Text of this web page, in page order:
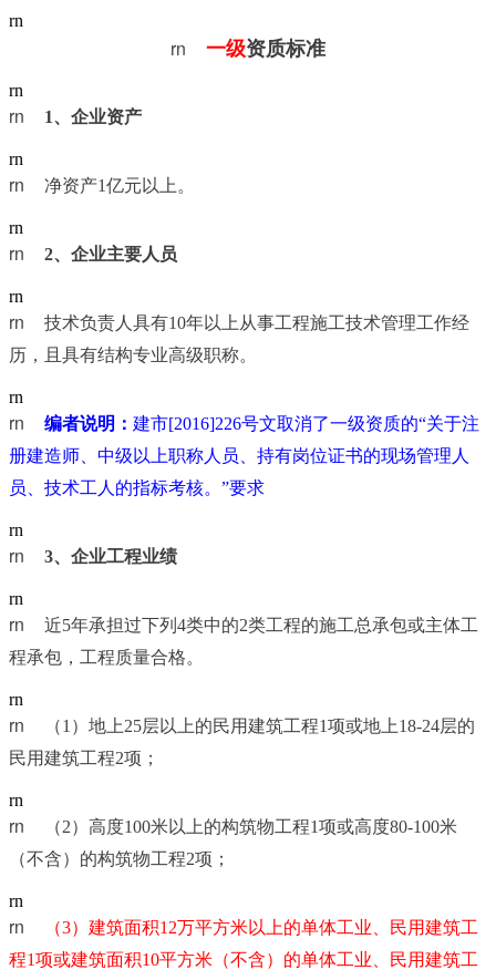
rn
一级资质标准
rn
1、企业资产
rn
净资产1亿元以上。
rn
2、企业主要人员
rn
技术负责人具有10年以上从事工程施工技术管理工作经
历，且具有结构专业高级职称。
rn
编者说明： 建市[2016]226号文取消了一级资质的“关于注
册建造师、中级以上职称人员、持有岗位证书的现场管理人
员、技术工人的指标考核。”要求
rn
3、企业工程业绩
rn
近5年承担过下列4类中的2类工程的施工总承包或主体工
程承包，工程质量合格。
rn
（1）地上25层以上的民用建筑工程1项或地上18-24层的
民用建筑工程2项；
rn
（2）高度100米以上的构筑物工程1项或高度80-100米
（不含）的构筑物工程2项；
rn
（3）建筑面积12万平方米以上的单体工业、民用建筑工
程1项或建筑面积10平方米（不含）的单体工业、民用建筑工